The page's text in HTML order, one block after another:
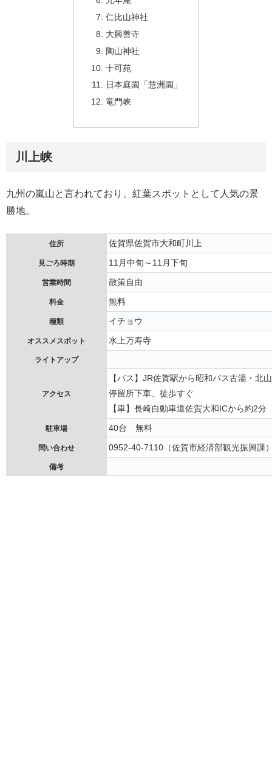
仁比山神社
大興善寺
陶山神社
十可苑
日本庭園「慧洲園」
竜門峡
川上峡
九州の嵐山と言われており、紅葉スポットとして人気の景
勝地。
住所 佐賀県佐賀市大和町川上
見ごろ時期 11月中旬～11月下旬
営業時間 散策自由
料金 無料
種類 イチョウ
オススメスポット 水上万寿寺
ライトアップ
アクセス
【バス】JR佐賀駅から昭和バス古湯・北
停留所下車、徒歩すぐ
【車】長崎自動車道佐賀大和ICから約2分
駐車場 40台 無料
問い合わせ 0952-40-7110（佐賀市経済部観光振興課
備考